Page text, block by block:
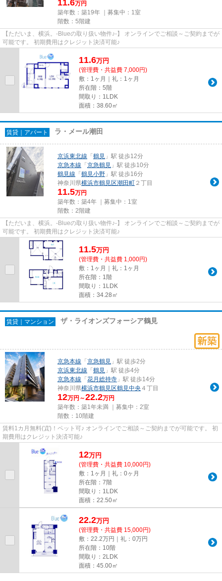
11.6万円
築年数：築19年 ｜募集中： 1室
階数：5階建
【ただいま、横浜。-Blueの取り扱い物件♪-】 オンラインでご相談～ご契約までが
可能です。 初期費用はクレジット決済可能♪
11.6万円
(管理費・共益費 7,000円)
敷：1ヶ月｜礼：1ヶ月
所在階：5階
間取り：1LDK
面積：38.60㎡
賃貸｜アパート ラ・メール潮田
京浜東北線 「 鶴見 」駅 徒歩12分
京急本線 「 京急鶴見 」駅 徒歩10分
鶴見線 「 鶴見小野 」駅 徒歩16分
神奈川県横浜市鶴見区潮田町 ２丁目
11.5万円
築年数：築4年 ｜募集中： 1室
階数：2階建
【ただいま、横浜。-Blueの取り扱い物件♪-】 オンラインでご相談～ご契約までが
可能です。 初期費用はクレジット決済可能♪
11.5万円
(管理費・共益費 1,000円)
敷：1ヶ月｜礼：1ヶ月
所在階：1階
間取り：1LDK
面積：34.28㎡
賃貸｜マンション ザ・ライオンズフォーシア鶴見
京急本線 「 京急鶴見 」駅 徒歩2分
京浜東北線 「 鶴見 」駅 徒歩4分
京急本線 「 花月総持寺 」駅 徒歩14分
神奈川県横浜市鶴見区鶴見中央 ４丁目
12万円～22.2万円
築年数：築1年未満 ｜募集中： 2室
階数：10階建
賃料1カ月無料('Д')！ペット可♪ オンラインでご相談～ご契約までが可能です。 初
期費用はクレジット決済可能♪
12万円
(管理費・共益費 10,000円)
敷：1ヶ月｜礼：0ヶ月
所在階：7階
間取り：1LDK
面積：22.50㎡
22.2万円
(管理費・共益費 15,000円)
敷：22.2万円｜礼：0万円
所在階：10階
間取り：2LDK
面積：45.00㎡